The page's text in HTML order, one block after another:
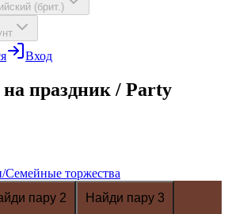
(брит.)
Вход
праздник / Party
Семейные торжества
пару 2 Найди пару 3